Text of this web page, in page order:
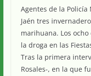
Agentes de la
Jaén tres
marihuana. Los
la droga en las
Tras la primera
Rosales-, en la que